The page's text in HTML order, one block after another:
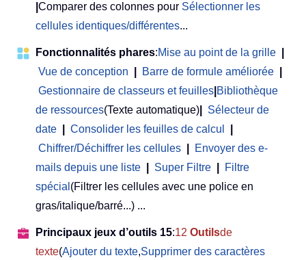
Comparer des colonnes pour Sélectionner les
cellules identiques/différentes...
Fonctionnalités phares:Mise au point de la grille
Vue de conception
Barre de formule améliorée
Gestionnaire de classeurs et feuilles Bibliothèque
de ressources(Texte automatique)
Sélecteur de
date
Consolider les feuilles de calcul
Chiffrer/Déchiffrer les cellules
Envoyer des e-
mails depuis une liste
Super Filtre
Filtre
spécial (Filtrer les cellules avec une police en
gras/italique/barré...) ...
Principaux jeux d’outils 15:12 Outilsde
texte(Ajouter du texte,Supprimer des caractères